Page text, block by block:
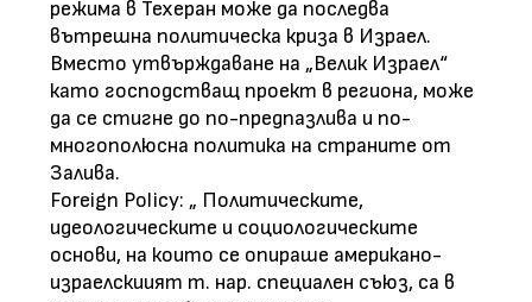
режима в Техеран може да последва
вътрешна политическа криза в Израел.
Вместо утвърждаване на „Велик Израел“
като господстващ проект в региона, може
да се стигне до по-предпазлива и по-
многополюсна политика на страните от
Залива.
Foreign Policy: „ Политическите,
идеологическите и социологическите
основи, на които се опираше американо-
израелскиият т. нар. специален съюз, са в